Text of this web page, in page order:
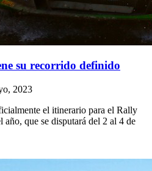
su recorrido definido
2023
el itinerario para el Rally
que se disputará del 2 al 4 de